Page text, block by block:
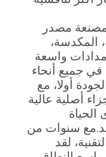
مصدر
المكدسة،
واسعة
في جميع أنحاء
أولا، مع
أصلية عالية
سنوات من
لقد